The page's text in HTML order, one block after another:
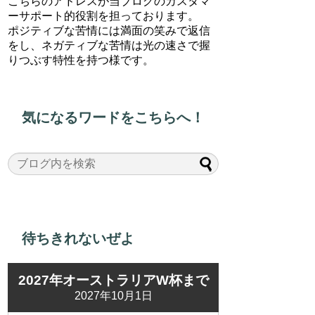
ーサポート的役割を担っております。
ポジティブな苦情には満面の笑みで返信
をし、ネガティブな苦情は光の速さで握
りつぶす特性を持つ様です。
気になるワードをこちらへ！
待ちきれないぜよ
2027年オーストラリアW杯まで
2027年10月1日